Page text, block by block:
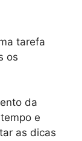
tarefa
os
da
e
as dicas